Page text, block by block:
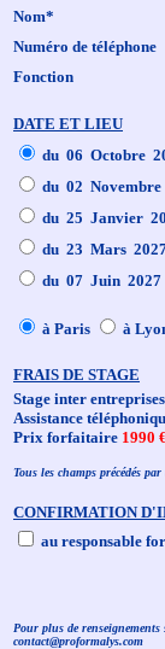
Nom*
Numéro de téléphone
Fonction
DATE ET LIEU
du 06 Octobre
du 02
du 25 Janvier
du 23 Mars
du 07 Juin
à Paris à
FRAIS DE STAGE
Stage inter
Assistance
Prix forfaitaire 1990
Tous les champs précédés
CONFIRMATION
au responsable
Pour plus de
contact@proformalys.com